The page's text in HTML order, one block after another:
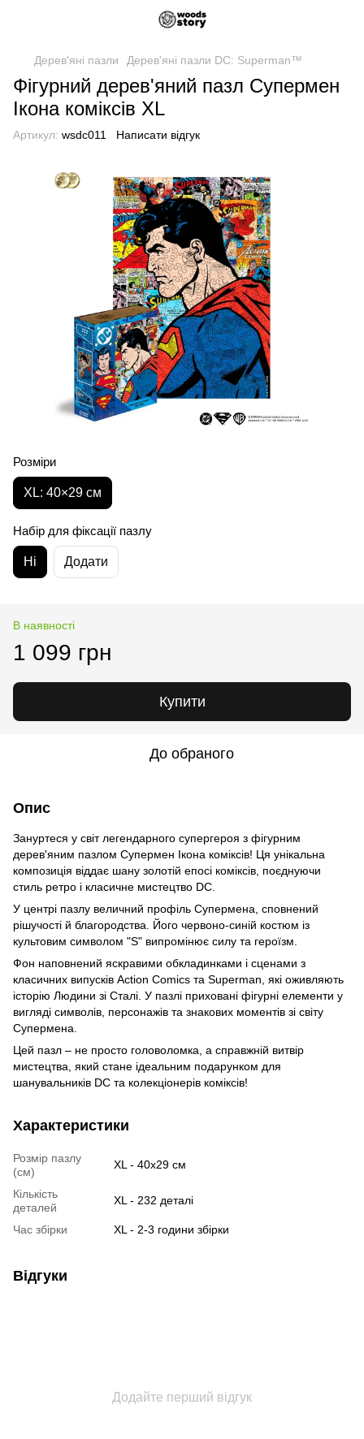
Дерев'яні пазли Дерев'яні пазли DC: Superman™
Фігурний дерев'яний пазл Супермен
Ікона коміксів XL
Артикул: wsdc011 Написати відгук
Розміри
XL: 40×29 см
Набір для фіксації пазлу
Ні Додати
В наявності
1 099 грн
Купити
До обраного
Опис
Зануртеся у світ легендарного супергероя з фігурним
дерев'яним пазлом Супермен Ікона коміксів! Ця унікальна
композиція віддає шану золотій епосі коміксів, поєднуючи
стиль ретро і класичне мистецтво DC.
У центрі пазлу величний профіль Супермена, сповнений
рішучості й благородства. Його червоно-синій костюм із
культовим символом "S" випромінює силу та героїзм.
Фон наповнений яскравими обкладинками і сценами з
класичних випусків Action Comics та Superman, які оживляють
історію Людини зі Сталі. У пазлі приховані фігурні елементи у
вигляді символів, персонажів та знакових моментів зі світу
Супермена.
Цей пазл – не просто головоломка, а справжній витвір
мистецтва, який стане ідеальним подарунком для
шанувальників DC та колекціонерів коміксів!
Характеристики
Розмір пазлу
(см)
XL - 40х29 см
Кількість
деталей
XL - 232 деталі
Час збірки XL - 2-3 години збірки
Відгуки
Додайте перший відгук